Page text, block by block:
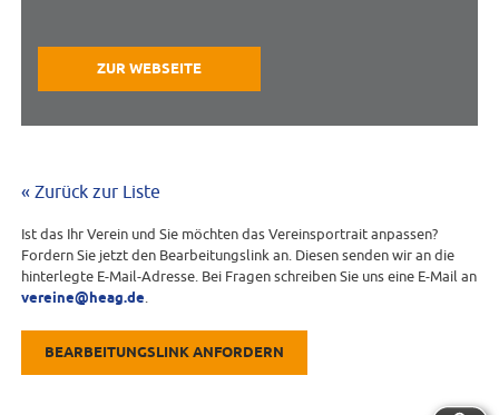
ZUR WEBSEITE
« Zurück zur Liste
Ist das Ihr Verein und Sie möchten das Vereinsportrait anpassen?
Fordern Sie jetzt den Bearbeitungslink an. Diesen senden wir an die
hinterlegte E-Mail-Adresse. Bei Fragen schreiben Sie uns eine E-Mail an
vereine@heag.de.
BEARBEITUNGSLINK ANFORDERN